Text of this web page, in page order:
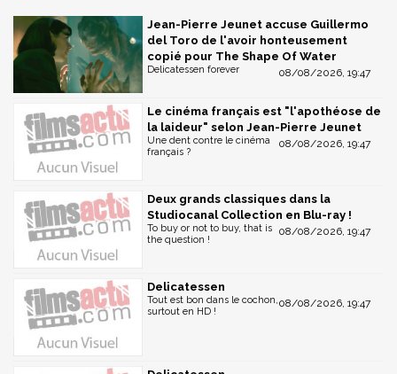
Jean-Pierre Jeunet accuse Guillermo
del Toro de l'avoir honteusement
copié pour The Shape Of Water
08/08/2026, 19:47
Delicatessen forever
Le cinéma français est "l'apothéose de
la laideur" selon Jean-Pierre Jeunet
08/08/2026, 19:47
Une dent contre le cinéma
français ?
Deux grands classiques dans la
Studiocanal Collection en Blu-ray !
08/08/2026, 19:47
To buy or not to buy, that is
the question !
Delicatessen
08/08/2026, 19:47
Tout est bon dans le cochon,
surtout en HD !